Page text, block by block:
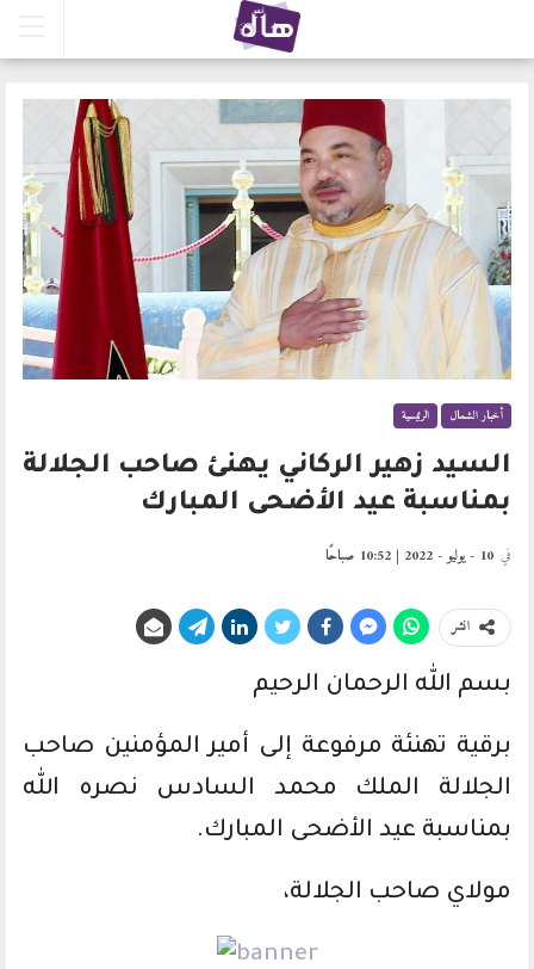
أخبار الشمال الرئيسية
السيد زهير الركاني يهنئ صاحب الجلالة
بمناسبة عيد الأضحى المبارك
في 10 - يوليو - 2022 | 10:52 صباحًا
انشر
بسم الله الرحمان الرحيم
برقية تهنئة مرفوعة إلى أمير المؤمنين صاحب
الجلالة الملك محمد السادس نصره الله
بمناسبة عيد الأضحى المبارك.
مولاي صاحب الجلالة،